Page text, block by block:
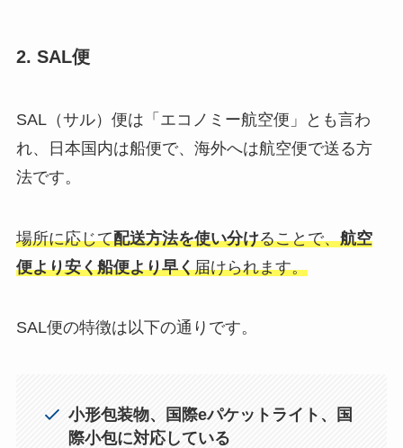
2. SAL便
SAL（サル）便は「エコノミー航空便」とも言わ
れ、日本国内は船便で、海外へは航空便で送る方
法です。
場所に応じて配送方法を使い分けることで、航空
便より安く船便より早く届けられます。
SAL便の特徴は以下の通りです。
小形包装物、国際eパケットライト、国
際小包に対応している